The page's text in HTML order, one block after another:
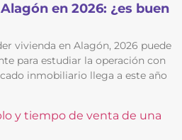
en 2026: ¿es buen
vivienda en Alagón, 2026 puede
para estudiar la operación con
inmobiliario llega a este año